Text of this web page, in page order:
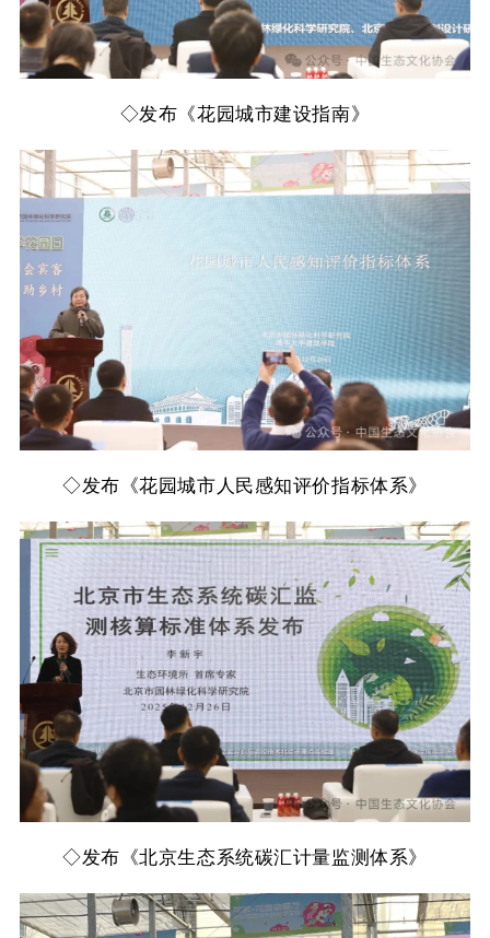
◇发布《花园城市建设指南》
◇发布《花园城市人民感知评价指标体系》
◇发布《北京生态系统碳汇计量监测体系》